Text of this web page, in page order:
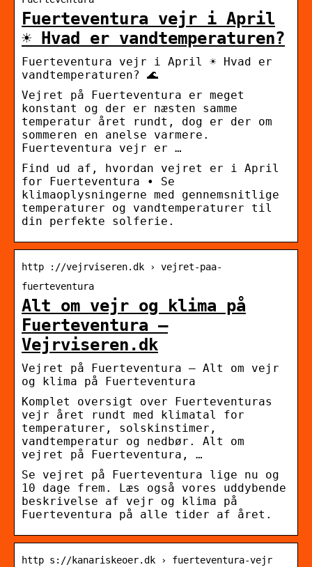
Fuerteventura vejr i April
☀️ Hvad er vandtemperaturen?
Fuerteventura vejr i April ☀️ Hvad er
vandtemperaturen? 🌊
Vejret på Fuerteventura er meget
konstant og der er næsten samme
temperatur året rundt, dog er der om
sommeren en anelse varmere.
Fuerteventura vejr er …
Find ud af, hvordan vejret er i April
for Fuerteventura • Se
klimaoplysningerne med gennemsnitlige
temperaturer og vandtemperaturer til
din perfekte solferie.
http ://vejrviseren.dk › vejret-paa-
fuerteventura
Alt om vejr og klima på
Fuerteventura –
Vejrviseren.dk
Vejret på Fuerteventura – Alt om vejr
og klima på Fuerteventura
Komplet oversigt over Fuerteventuras
vejr året rundt med klimatal for
temperaturer, solskinstimer,
vandtemperatur og nedbør. Alt om
vejret på Fuerteventura, …
Se vejret på Fuerteventura lige nu og
10 dage frem. Læs også vores uddybende
beskrivelse af vejr og klima på
Fuerteventura på alle tider af året.
http s://kanariskeoer.dk › fuerteventura-vejr